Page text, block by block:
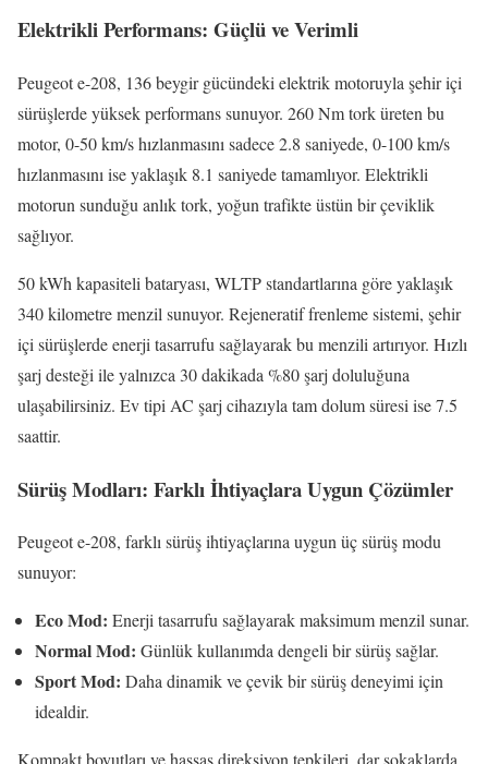
Elektrikli Performans: Güçlü ve Verimli
Peugeot e-208, 136 beygir gücündeki elektrik motoruyla şehir içi
sürüşlerde yüksek performans sunuyor. 260 Nm tork üreten bu
motor, 0-50 km/s hızlanmasını sadece 2.8 saniyede, 0-100 km/s
hızlanmasını ise yaklaşık 8.1 saniyede tamamlıyor. Elektrikli
motorun sunduğu anlık tork, yoğun trafikte üstün bir çeviklik
sağlıyor.
50 kWh kapasiteli bataryası, WLTP standartlarına göre yaklaşık
340 kilometre menzil sunuyor. Rejeneratif frenleme sistemi, şehir
içi sürüşlerde enerji tasarrufu sağlayarak bu menzili artırıyor. Hızlı
şarj desteği ile yalnızca 30 dakikada %80 şarj doluluğuna
ulaşabilirsiniz. Ev tipi AC şarj cihazıyla tam dolum süresi ise 7.5
saattir.
Sürüş Modları: Farklı İhtiyaçlara Uygun Çözümler
Peugeot e-208, farklı sürüş ihtiyaçlarına uygun üç sürüş modu
sunuyor:
Eco Mod: Enerji tasarrufu sağlayarak maksimum menzil sunar.
Normal Mod: Günlük kullanımda dengeli bir sürüş sağlar.
Sport Mod: Daha dinamik ve çevik bir sürüş deneyimi için
idealdir.